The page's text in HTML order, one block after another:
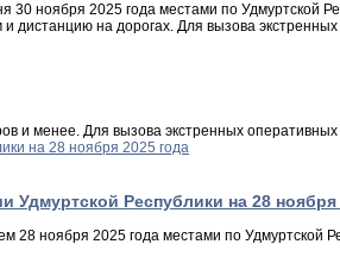
ноября 2025 года местами по Удмуртской
на дорогах. Для вызова
и менее. Для вызова экстренных
Республики на 28 ноября
ноября 2025 года местами по Удмуртской